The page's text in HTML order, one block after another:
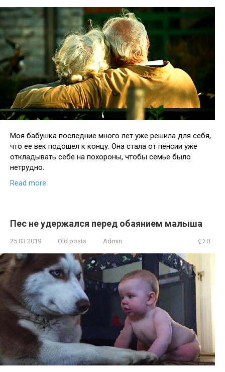
Моя бабушка последние много лет уже решила для себя,
что ее век подошел к концу. Она стала от пенсии уже
откладывать себе на похороны, чтобы семье было
нетрудно.
Read more
Пес не удержался перед обаянием малыша
25.03.2019 Old posts Admin 0